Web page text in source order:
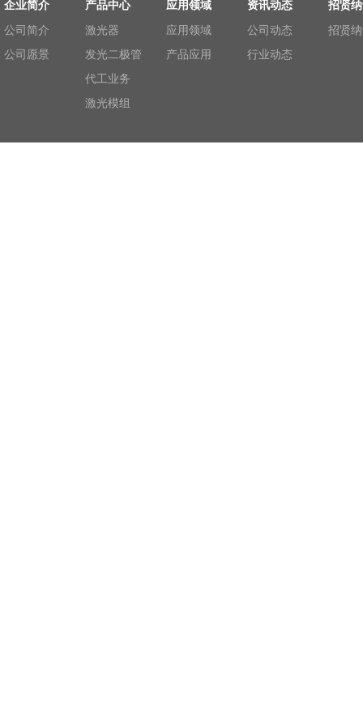
企业简介
公司简介
公司愿景
产品中心
激光器
发光二极管
代工业务
激光模组
应用领域
应用领域
产品应用
资讯动态
公司动态
行业动态
招贤
招贤